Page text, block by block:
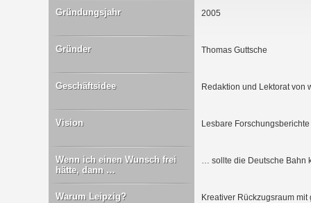
Gründungsjahr 2005
Gründer Thomas Guttsche
Geschäftsidee Redaktion und Lektorat von
Vision Lesbare
Wenn ich einen Wunsch frei
hätte, dann …
… sollte die Deutsche Bahn
Warum Leipzig?
Kreativer Rückzugsraum